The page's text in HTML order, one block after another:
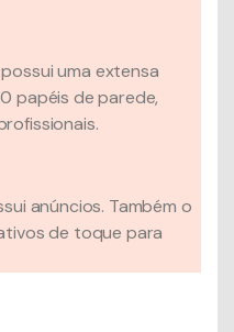
uma extensa
papéis de parede,
anúncios. Também o
de toque para